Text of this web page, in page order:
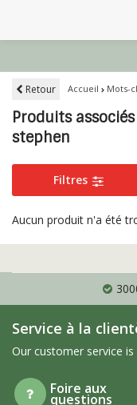
Retour Accueil Mots-
Produits
stephen
Filtres
Aucun produit n'a été
Service à la
Our customer service is
Foire aux
questions